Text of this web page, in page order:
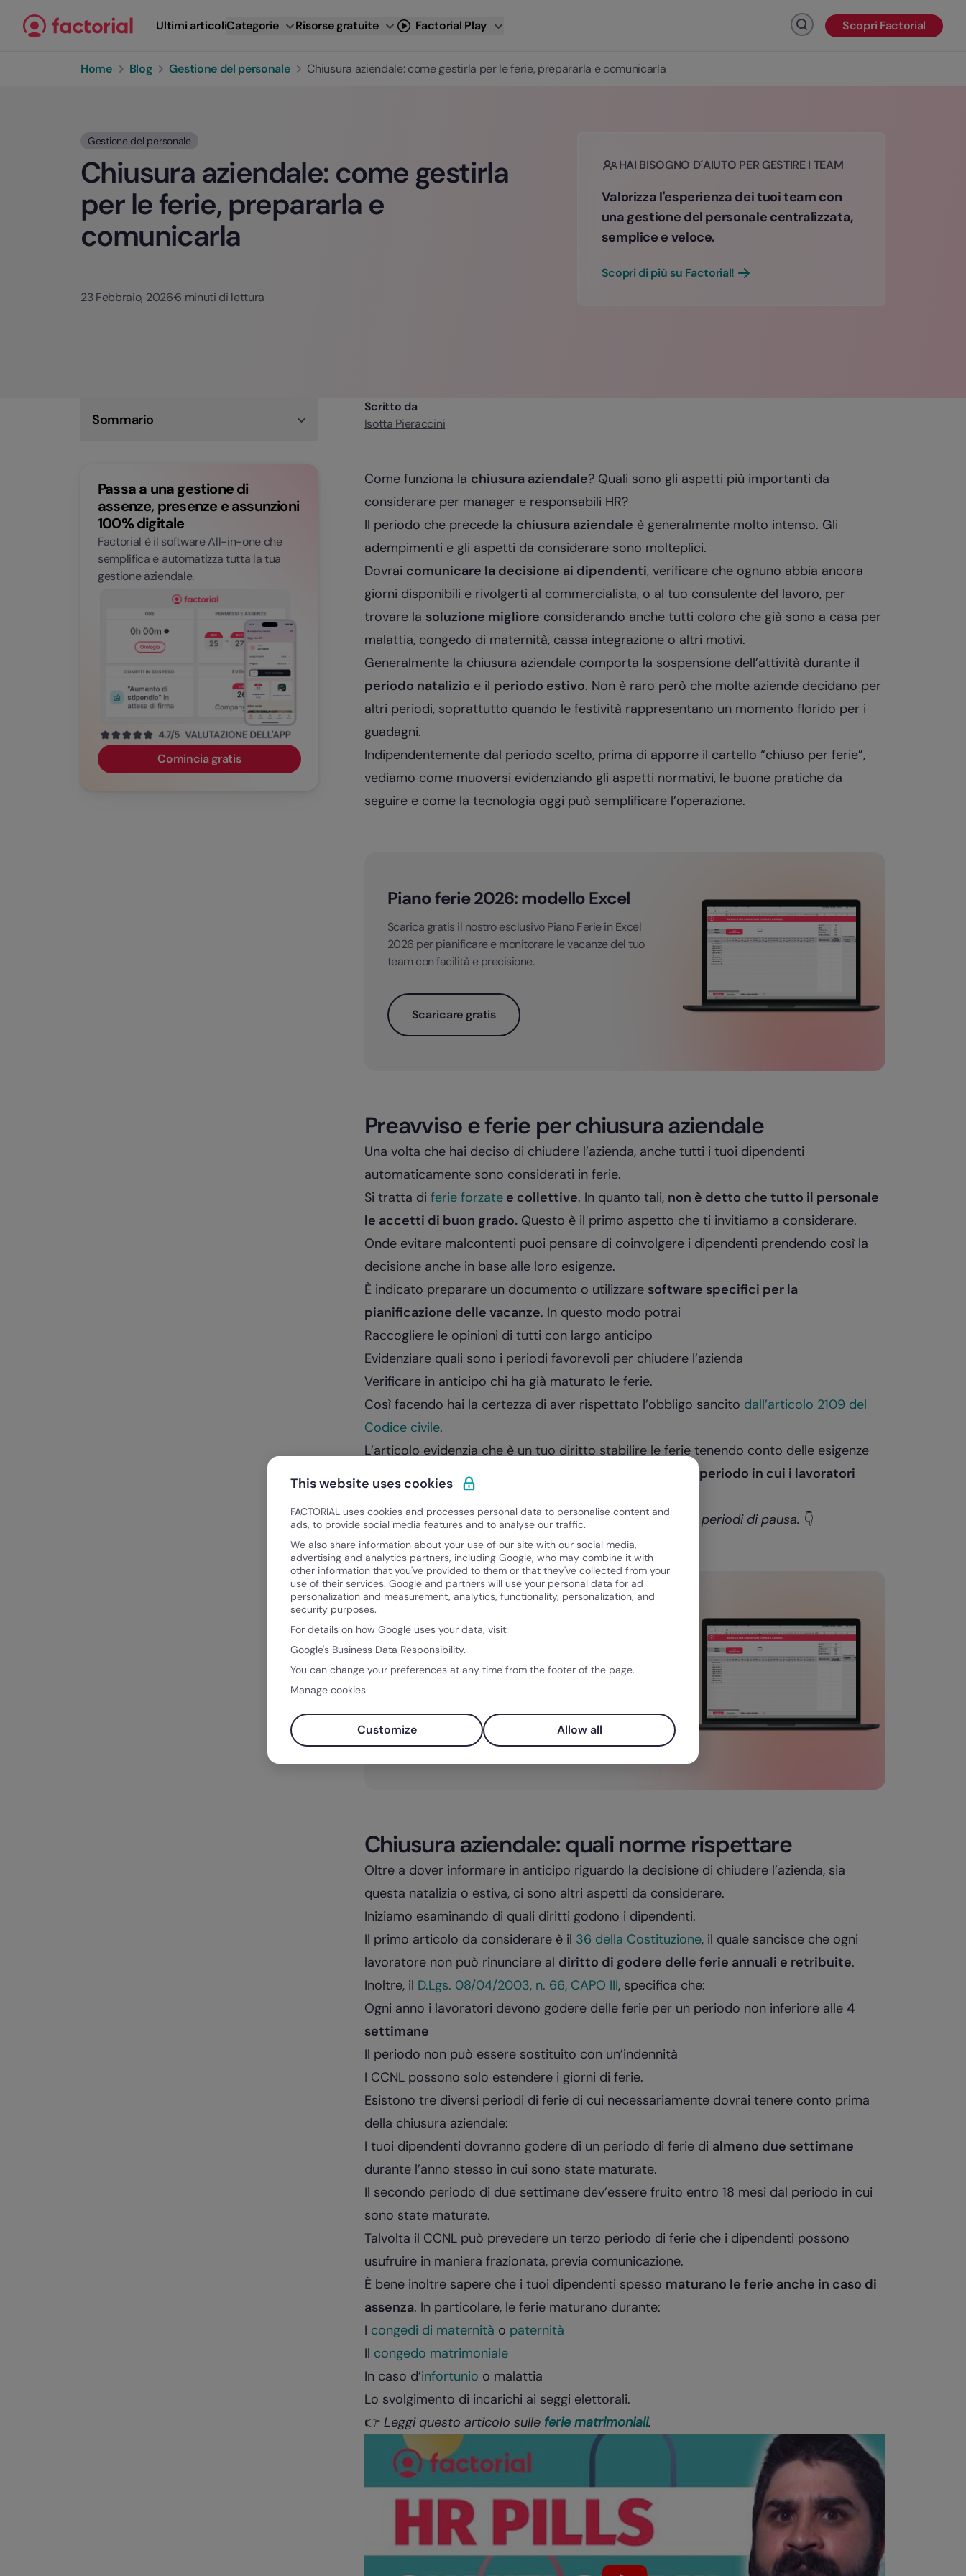
Ultimi articoliCategorie Risorse gratuite Factorial Play Fai clic per cercare
Scopri Factorial
Home Blog Gestione del personale Chiusura aziendale: come gestirla per le ferie, prepararla e comunicarla
Gestione del personale
Chiusura aziendale: come gestirla
per le ferie, prepararla e
comunicarla
23 Febbraio, 2026·6 minuti di lettura
HAI BISOGNO D´AIUTO PER GESTIRE I TEAM
Valorizza l'esperienza dei tuoi team con
una gestione del personale centralizzata,
semplice e veloce.
Scopri di più su Factorial!
Sommario
Chiusura aziendale per ferie e permessi
Chiusura aziendale per festività natalizie e in
estate
Come gestire la chiusura aziendale
Conclusioni
Passa a una gestione di
assenze, presenze e assunzioni
100% digitale
Factorial è il software All-in-one che
semplifica e automatizza tutta la tua
gestione aziendale.
Comincia gratis
Scritto da
Isotta Pieraccini
Come funziona la chiusura aziendale? Quali sono gli aspetti più importanti da
considerare per manager e responsabili HR?
Il periodo che precede la chiusura aziendale è generalmente molto intenso. Gli
adempimenti e gli aspetti da considerare sono molteplici.
Dovrai comunicare la decisione ai dipendenti, verificare che ognuno abbia ancora
giorni disponibili e rivolgerti al commercialista, o al tuo consulente del lavoro, per
trovare la soluzione migliore considerando anche tutti coloro che già sono a casa per
malattia, congedo di maternità, cassa integrazioneo altri motivi.
Generalmente la chiusura aziendale comporta la sospensione dell’attività durante il
periodo natalizio e il periodo estivo. Non è raro però che molte aziende decidano per
altri periodi, soprattutto quando le festività rappresentano un momento florido per i
guadagni.
Indipendentemente dal periodo scelto, prima di apporre il cartello “chiuso per ferie”,
vediamo come muoversi evidenziando gli aspetti normativi, le buone pratiche da
seguire e come la tecnologia oggi può semplificare l’operazione.
Piano ferie 2026: modello Excel
Scarica gratis il nostro esclusivo Piano Ferie in Excel
2026 per pianificare e monitorare le vacanze del tuo
team con facilità e precisione.
Scaricare gratis
Preavviso e ferie per chiusura aziendale
Una volta che hai deciso di chiudere l’azienda, anche tutti i tuoi dipendenti
automaticamente sono considerati in ferie.
Si tratta di ferie forzatee collettive. In quanto tali, non è detto che tutto il personale
le accetti di buon grado.Questo è il primo aspetto che ti invitiamo a considerare.
Onde evitare malcontenti puoi pensare di coinvolgere i dipendenti prendendo così la
decisione anche in base alle loro esigenze.
È indicato preparare un documento o utilizzare software specifici per la
pianificazione delle vacanze. In questo modo potrai
Raccogliere le opinioni di tutti con largo anticipo
Evidenziare quali sono i periodi favorevoli per chiudere l’azienda
Verificare in anticipo chi ha già maturato le ferie.
Così facendo hai la certezza di aver rispettato l’obbligo sancito dall’articolo 2109 del
Codice civile.
L’articolo evidenzia che è un tuo diritto stabilire le ferie tenendo conto delle esigenze
aziendali, ma anche obbliga a
comunicare in anticipo il periodo in cui i lavoratori
potranno godere delle ferie
Scarica qui ilPiano Ferie 2026per pianificare al meglio i periodi di pausa. 👇
Scarica gratis il nostro esclusivo Piano Ferie in Excel
2026 per pianificare e monitorare le vacanze del tuo
team con facilità e precisione.
Scaricare gratis
Chiusura aziendale: quali norme rispettare
Oltre a dover informare in anticipo riguardo la decisione di chiudere l’azienda, sia
questa natalizia o estiva, ci sono altri aspetti da considerare.
Iniziamo esaminando di quali diritti godono i dipendenti.
Il primo articolo da considerare è il 36 della Costituzione, il quale sancisce che ogni
lavoratore non può rinunciare al diritto di godere delle ferie annuali e retribuite.
Inoltre, il D.Lgs. 08/04/2003, n. 66, CAPO III, specifica che:
Ogni anno i lavoratori devono godere delle ferie per un periodo non inferiore alle 4
settimane
Il periodo non può essere sostituito con un’indennità
I CCNL possono solo estendere i giorni di ferie.
Esistono tre diversi periodi di ferie di cui necessariamente dovrai tenere conto prima
della chiusura aziendale:
I tuoi dipendenti dovranno godere di un periodo di ferie di almeno due settimane
durante l’anno stesso in cui sono state maturate.
Il secondo periodo di due settimane dev’essere fruito entro 18 mesi dal periodo in cui
sono state maturate.
Talvolta il CCNL può prevedere un terzo periodo di ferie che i dipendenti possono
usufruire in maniera frazionata, previa comunicazione.
È bene inoltre sapere che i tuoi dipendenti spesso maturano le ferie anche in caso di
assenza. In particolare, le ferie maturano durante:
I congedi di maternità o paternità
Il congedo matrimoniale
In caso d’infortunio o malattia
Lo svolgimento di incarichi ai seggi elettorali.
👉 Leggi questo articolo sulle ferie matrimoniali.
This website uses cookies
FACTORIAL uses cookies and processes personal data to personalise content and
ads, to provide social media features and to analyse our traffic.
We also share information about your use of our site with our social media,
advertising and analytics partners, including Google, who may combine it with
other information that you've provided to them or that they've collected from your
use of their services. Google and partners will use your personal data for ad
personalization and measurement, analytics, functionality, personalization, and
security purposes.
For details on how Google uses your data, visit:
Google's Business Data Responsibility.
You can change your preferences at any time from the footer of the page.
Manage cookies
Customize Allow all